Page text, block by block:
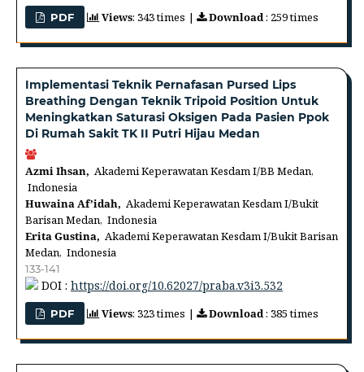
PDF Views: 343 times | Download: 259 times
Implementasi Teknik Pernafasan Pursed Lips
Breathing Dengan Teknik Tripoid Position Untuk
Meningkatkan Saturasi Oksigen Pada Pasien Ppok
Di Rumah Sakit TK II Putri Hijau Medan
Azmi Ihsan, Akademi Keperawatan Kesdam I/BB Medan,
Indonesia
Huwaina Af’idah, Akademi Keperawatan Kesdam I/Bukit
Barisan Medan, Indonesia
Erita Gustina, Akademi Keperawatan Kesdam I/Bukit Barisan
Medan, Indonesia
133-141
DOI : https://doi.org/10.62027/praba.v3i3.532
PDF Views: 323 times | Download: 385 times